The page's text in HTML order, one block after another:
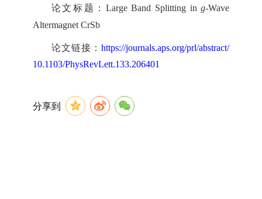
论文标题：Large Band Splitting ing-Wave
Altermagnet CrSb
论文链接：https://journals.aps.org/prl/abstract/
10.1103/PhysRevLett.133.206401
分享到